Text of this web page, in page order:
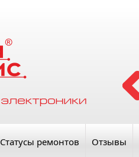
Статусы ремонтов Отзывы